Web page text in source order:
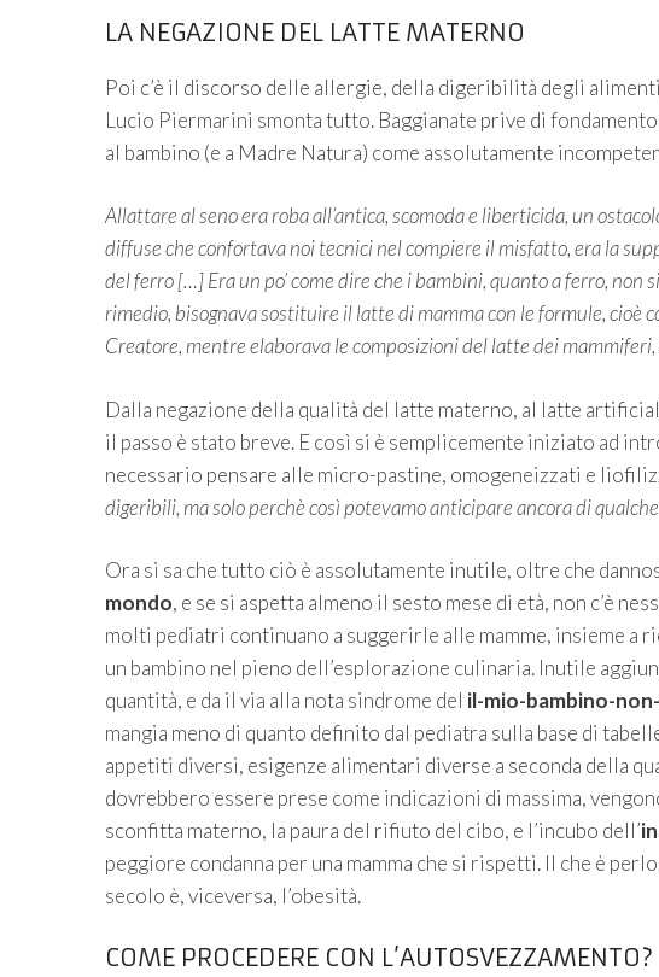
LA NEGAZIONE DEL LATTE MATERNO
Poi c’è il discorso delle allergie, della digeribilità degli
Lucio Piermarini smonta tutto. Baggianate prive di
al bambino (e a Madre Natura) come assolutamente
Allattare al seno era roba all’antica, scomoda e liberticida, un
diffuse che confortava noi tecnici nel compiere il misfatto, era la
del ferro […] Era un po’ come dire che i bambini, quanto a ferro,
rimedio, bisognava sostituire il latte di mamma con le formule, cioè
Creatore, mentre elaborava le composizioni del latte dei
Dalla negazione della qualità del latte materno, al latte
il passo è stato breve. E così si è semplicemente iniziato ad
necessario pensare alle micro-pastine, omogeneizzati e
digeribili, ma solo perchè così potevamo anticipare ancora di
Ora si sa che tutto ciò è assolutamente inutile, oltre che
mondo, e se si aspetta almeno il sesto mese di età, non c’è
molti pediatri continuano a suggerirle alle mamme, insieme a
un bambino nel pieno dell’esplorazione culinaria. Inutile
quantità, e da il via alla nota sindrome del il-mio-bambino-
mangia meno di quanto definito dal pediatra sulla base di
appetiti diversi, esigenze alimentari diverse a seconda della
dovrebbero essere prese come indicazioni di massima,
sconfitta materno, la paura del rifiuto del cibo, e l’incubo dell’
peggiore condanna per una mamma che si rispetti. Il che è
secolo è, viceversa, l’obesità.
COME PROCEDERE CON L’AUTOSVEZZAMENTO?